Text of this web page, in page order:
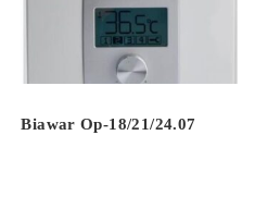
Biawar Op-18/21/24.07